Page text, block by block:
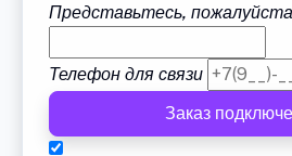
Представьтесь, пожалуйста
Телефон для связи
Заказ